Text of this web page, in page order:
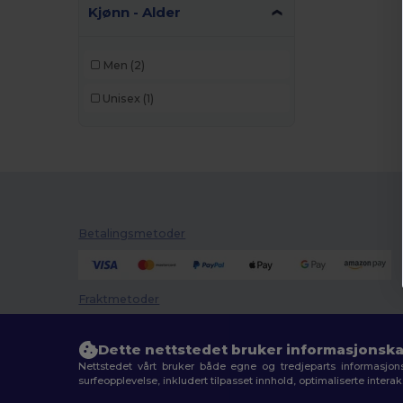
Kjønn - Alder
Men (2)
Unisex (1)
Betalingsmetoder
Fraktmetoder
Dette nettstedet bruker
Nettstedet vårt bruker både egne og tredjeparts
surfeopplevelse, inkludert tilpasset innhold, optimaliserte